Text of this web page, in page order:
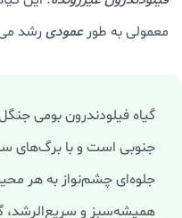
معمولی به طور عمودی رشد
گیاه فیلودندرون بومی
جنوبی است و با برگ‌های
جلوه‌ای چشم‌نواز به هر
همیشه‌سبز و سریع‌الرشد،